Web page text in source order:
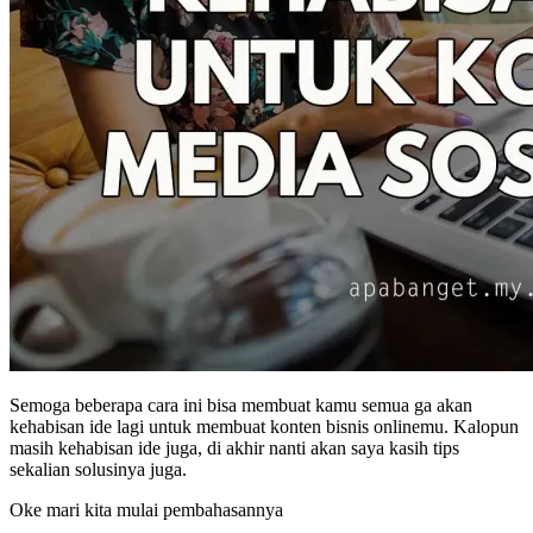
Semoga beberapa cara ini bisa membuat kamu semua ga akan
kehabisan ide lagi untuk membuat konten bisnis onlinemu. Kalopun
masih kehabisan ide juga, di akhir nanti akan saya kasih tips
sekalian solusinya juga.
Oke mari kita mulai pembahasannya